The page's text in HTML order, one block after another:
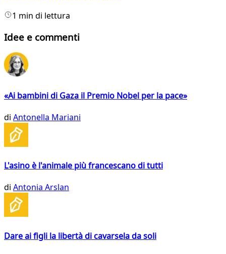
1 min di lettura
Idee e commenti
«Ai bambini di Gaza il Premio Nobel per la pace»
di Antonella Mariani
L'asino è l'animale più francescano di tutti
di Antonia Arslan
Dare ai figli la libertà di cavarsela da soli